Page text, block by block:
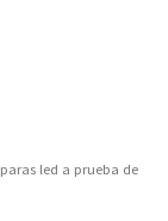
led a prueba de